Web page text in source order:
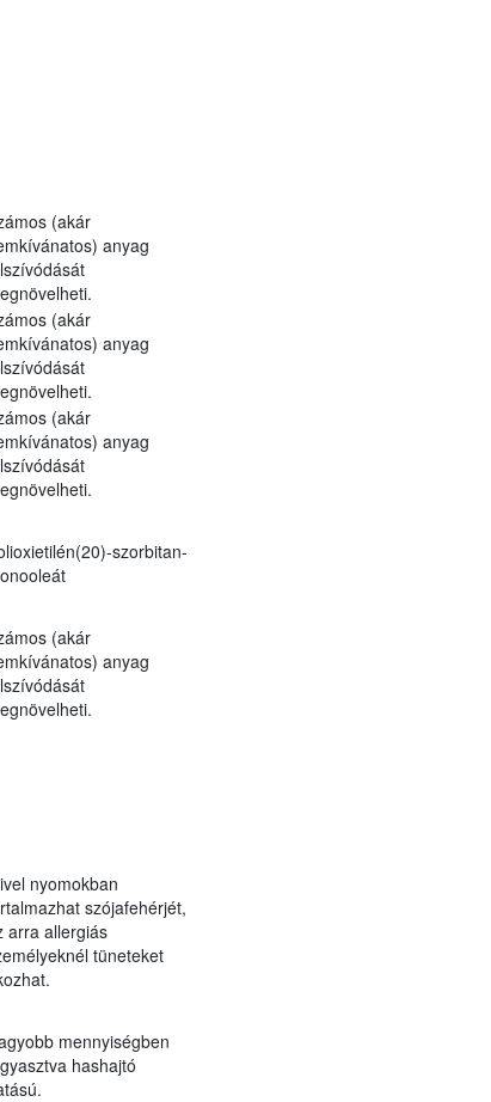
(akár
anyag
(akár
anyag
(akár
anyag
szorbitan-
(akár
anyag
nyomokban
szójafehérjét,
arra allergiás
tüneteket
mennyiségben
hashajtó